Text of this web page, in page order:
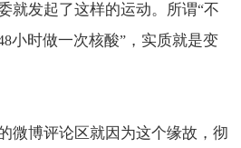
就发起了这样的运动。所谓“不
小时做一次核酸”，实质就是变
微博评论区就因为这个缘故，彻